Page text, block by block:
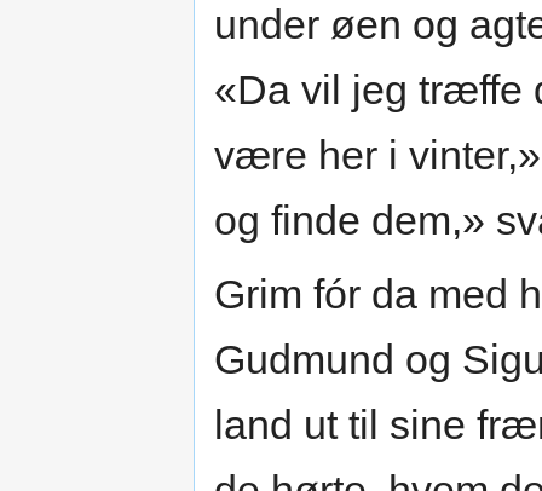
under øen og
«Da vil jeg træffe
være her i
og finde dem,»
Grim fór da med
Gudmund og
land ut til sine